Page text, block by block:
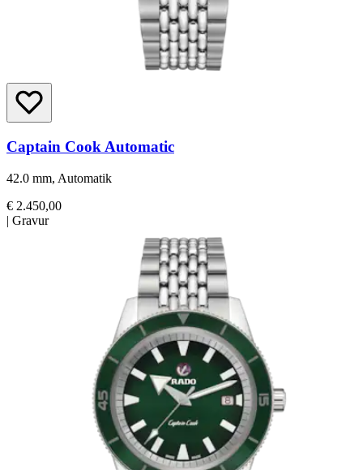
Captain Cook Automatic
42.0 mm, Automatik
€ 2.450,00
| Gravur